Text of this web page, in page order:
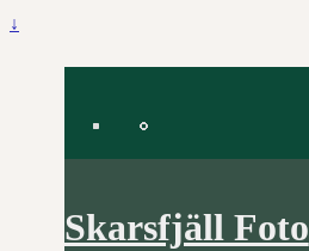
↓
Skarsfjäll Foto